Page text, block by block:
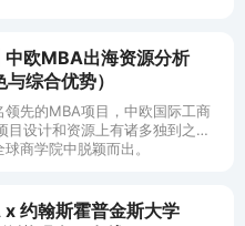
中欧MBA出海资源分析
与综合优势）
领先的MBA项目，中欧国际工商
目设计和资源上有诸多独到之
商学院中脱颖而出。
约翰斯霍普金斯大学